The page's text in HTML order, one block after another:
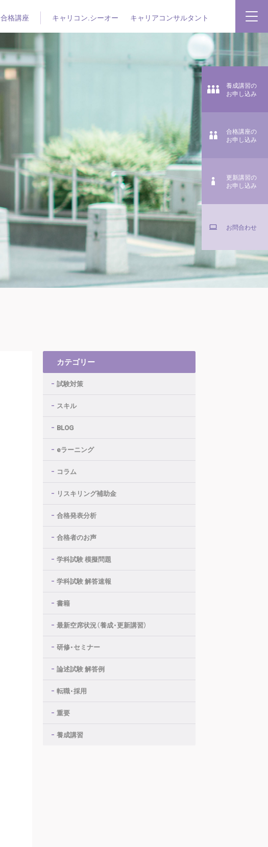
合格講座 キャリコン.シーオー キャリアコンサルタント
養成講習の
お申し込み
合格講座の
お申し込み
更新講習の
お申し込み
お問合わせ
カテゴリー
試験対策
スキル
BLOG
eラーニング
コラム
リスキリング補助金
合格発表分析
合格者のお声
学科試験 模擬問題
学科試験 解答速報
書籍
最新空席状況（養成・更新講習）
研修・セミナー
論述試験 解答例
転職・採用
重要
養成講習